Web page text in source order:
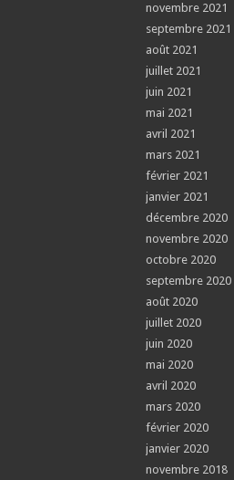
novembre 2021
septembre 2021
août 2021
juillet 2021
juin 2021
mai 2021
avril 2021
mars 2021
février 2021
janvier 2021
décembre 2020
novembre 2020
octobre 2020
septembre 2020
août 2020
juillet 2020
juin 2020
mai 2020
avril 2020
mars 2020
février 2020
janvier 2020
novembre 2018